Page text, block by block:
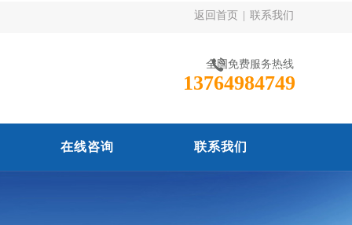
返回首页 联系我们
全国免费服务热线
13764984749
在线咨询 联系我们